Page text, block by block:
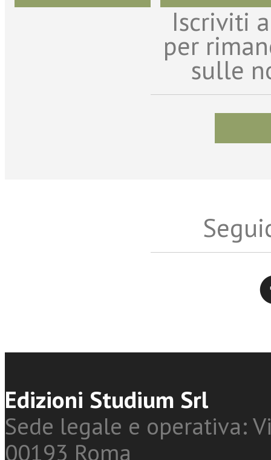
Iscriviti
per
sulle
Edizioni Studium Srl
Sede legale e operativa:
00193 Roma